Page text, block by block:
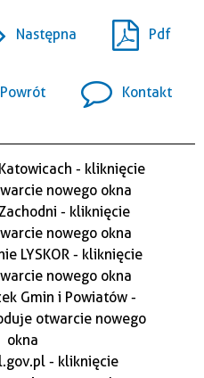
Następna Pdf
Powrót Kontakt